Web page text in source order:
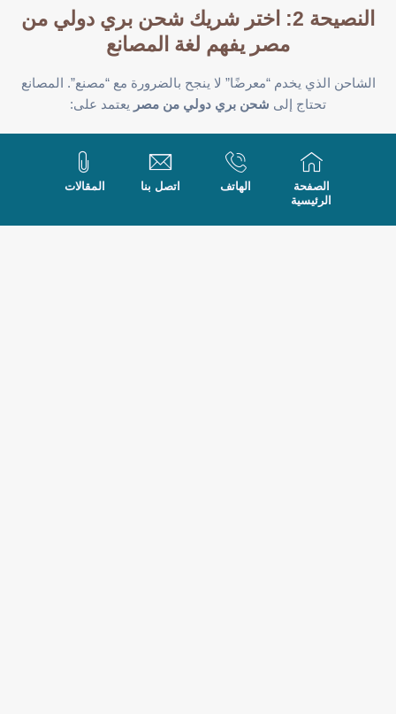
النصيحة 2: اختر شريك شحن بري دولي من
مصر يفهم لغة المصانع
الشاحن الذي يخدم “معرضًا” لا ينجح بالضرورة مع “مصنع”. المصانع
تحتاج إلى شحن بري دولي من مصر يعتمد على:
مواعيد تحميل مرتبطة بخطط الإنتاج.
التزام صارم بمواعيد الوصول للعملاء.
تنسيق وثيق مع قسم التخطيط وسلسلة الإمداد في المصنع.
الصفحة
الرئيسية
الهاتف اتصل بنا المقالات